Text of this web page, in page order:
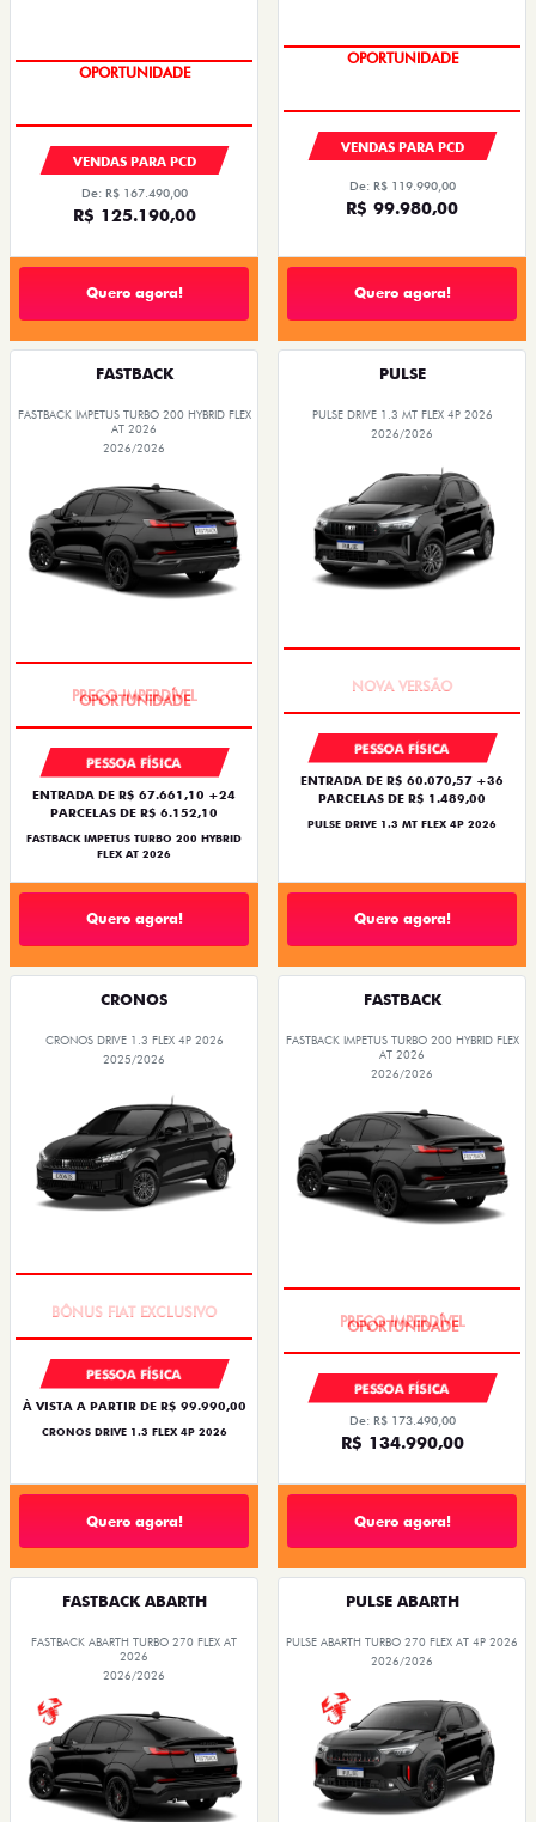
OPORTUNIDADE
VENDAS PARA PCD
De: R$ 167.490,00
R$ 125.190,00
Quero agora!
OPORTUNIDADE
VENDAS PARA PCD
De: R$ 119.990,00
R$ 99.980,00
Quero agora!
FASTBACK
FASTBACK IMPETUS TURBO 200 HYBRID FLEX
AT 2026
2026/2026
PESSOA FÍSICA
ENTRADA DE R$ 67.661,10 +24
PARCELAS DE R$ 6.152,10
FASTBACK IMPETUS TURBO 200 HYBRID
FLEX AT 2026
Quero agora!
PULSE
PULSE DRIVE 1.3 MT FLEX 4P 2026
2026/2026
PESSOA FÍSICA
ENTRADA DE R$ 60.070,57 +36
PARCELAS DE R$ 1.489,00
PULSE DRIVE 1.3 MT FLEX 4P 2026
Quero agora!
CRONOS
CRONOS DRIVE 1.3 FLEX 4P 2026
2025/2026
PESSOA FÍSICA
À VISTA A PARTIR DE R$ 99.990,00
CRONOS DRIVE 1.3 FLEX 4P 2026
Quero agora!
FASTBACK
FASTBACK IMPETUS TURBO 200 HYBRID FLEX
AT 2026
2026/2026
PESSOA FÍSICA
De: R$ 173.490,00
R$ 134.990,00
Quero agora!
FASTBACK ABARTH
FASTBACK ABARTH TURBO 270 FLEX AT
2026
2026/2026
PULSE ABARTH
PULSE ABARTH TURBO 270 FLEX AT 4P 2026
2026/2026